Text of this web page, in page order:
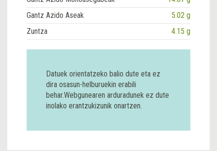
Gantz Azido Aseak
5.02 g
Zuntza
4.15 g
Datuek orientatzeko balio dute eta ez
dira osasun-helburuekin erabili
behar.Webgunearen arduradunek ez dute
inolako erantzukizunik onartzen.